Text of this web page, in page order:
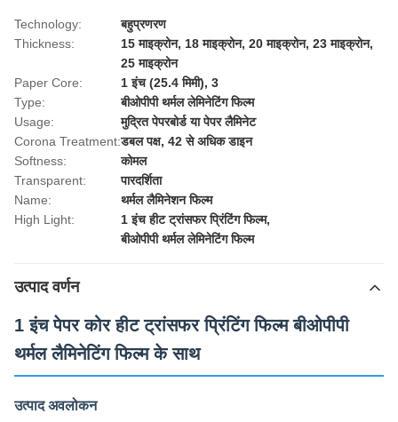
Technology:
बहुप्रणरण
Thickness:
15 माइक्रोन, 18 माइक्रोन, 20 माइक्रोन, 23 माइक्रोन,
25 माइक्रोन
Paper Core:
1 इंच (25.4 मिमी), 3
Type:
बीओपीपी थर्मल लेमिनेटिंग फिल्म
Usage:
मुद्रित पेपरबोर्ड या पेपर लैमिनेट
Corona Treatment:डबल पक्ष, 42 से अधिक डाइन
Softness:
कोमल
Transparent:
पारदर्शिता
Name:
थर्मल लैमिनेशन फिल्म
High Light:
1 इंच हीट ट्रांसफर प्रिंटिंग फिल्म,
बीओपीपी थर्मल लेमिनेटिंग फिल्म
उत्पाद वर्णन
1 इंच पेपर कोर हीट ट्रांसफर प्रिंटिंग फिल्म बीओपीपी
थर्मल लैमिनेटिंग फिल्म के साथ
उत्पाद अवलोकन